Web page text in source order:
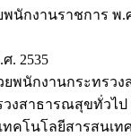
นักงานราชการ พ.
. 2535
พนักงานกระทรวง
สาธารณสุขทั่วไป
คโนโลยีสารสนเท